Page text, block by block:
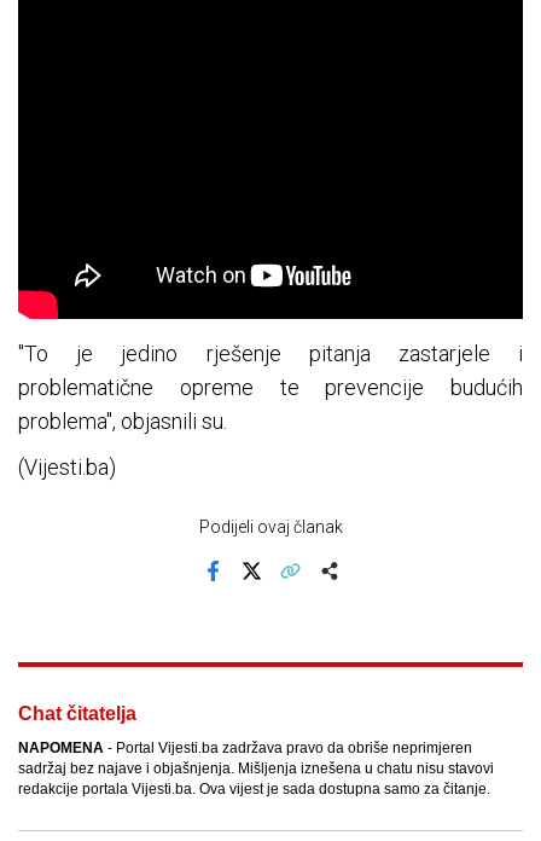
"To je jedino rješenje pitanja zastarjele i
problematične opreme te prevencije budućih
problema", objasnili su.
(Vijesti.ba)
Podijeli ovaj članak
Chat čitatelja
NAPOMENA - Portal Vijesti.ba zadržava pravo da obriše neprimjeren
sadržaj bez najave i objašnjenja. Mišljenja iznešena u chatu nisu stavovi
redakcije portala Vijesti.ba. Ova vijest je sada dostupna samo za čitanje.